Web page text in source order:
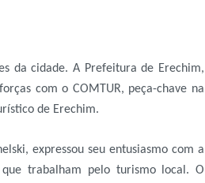
da cidade. A Prefeitura de Erechim,
com o COMTUR, peça-chave na
de Erechim.
expressou seu entusiasmo com a
trabalham pelo turismo local. O